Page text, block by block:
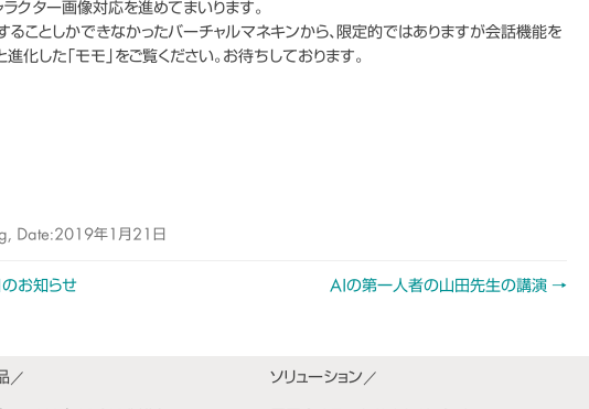
ラクター画像対応を進めてまいります。
ることしかできなかったバーチャルマネキンから、限定的ではありますが会話機能を
化した「モモ」をご覧ください。お待ちしております。
, Date:2019年1月21日
お知らせ AIの第一人者の山田先生の講演 →